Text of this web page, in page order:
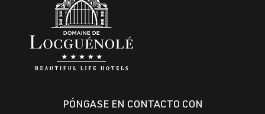
PÓNGASE EN CONTACTO CON